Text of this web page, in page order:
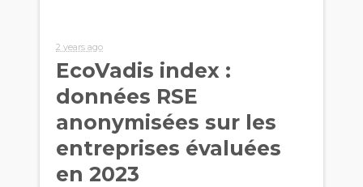
2 years ago
EcoVadis index :
données RSE
anonymisées sur les
entreprises évaluées
en 2023